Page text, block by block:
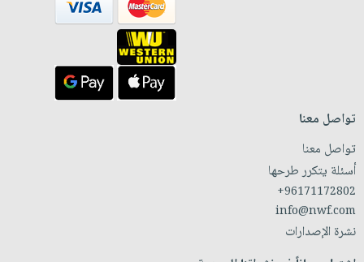
تواصل معنا
تواصل معنا
أسئلة يتكرر طرحها
+96171172802
info@nwf.com
نشرة الإصدارات